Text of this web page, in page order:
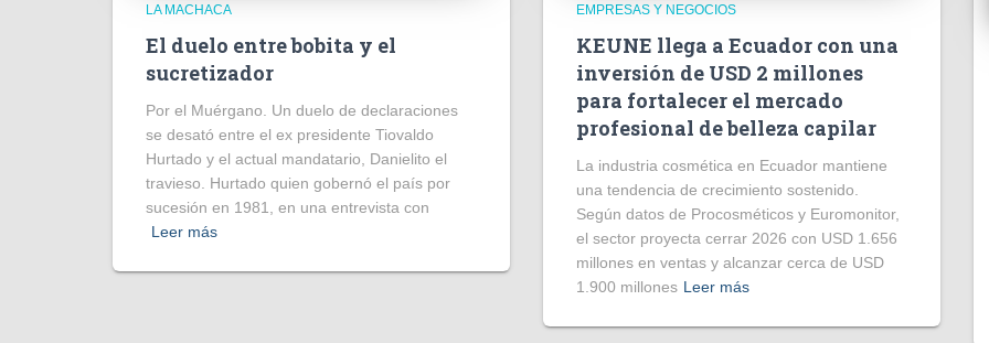
LA MACHACA
El duelo entre bobita y el
sucretizador
Por el Muérgano. Un duelo de declaraciones
se desató entre el ex presidente Tiovaldo
Hurtado y el actual mandatario, Danielito el
travieso. Hurtado quien gobernó el país por
sucesión en 1981, en una entrevista con
Leer más
EMPRESAS Y NEGOCIOS
KEUNE llega a Ecuador con una
inversión de USD 2 millones
para fortalecer el mercado
profesional de belleza capilar
La industria cosmética en Ecuador mantiene
una tendencia de crecimiento sostenido.
Según datos de Procosméticos y Euromonitor,
el sector proyecta cerrar 2026 con USD 1.656
millones en ventas y alcanzar cerca de USD
1.900 millones Leer más